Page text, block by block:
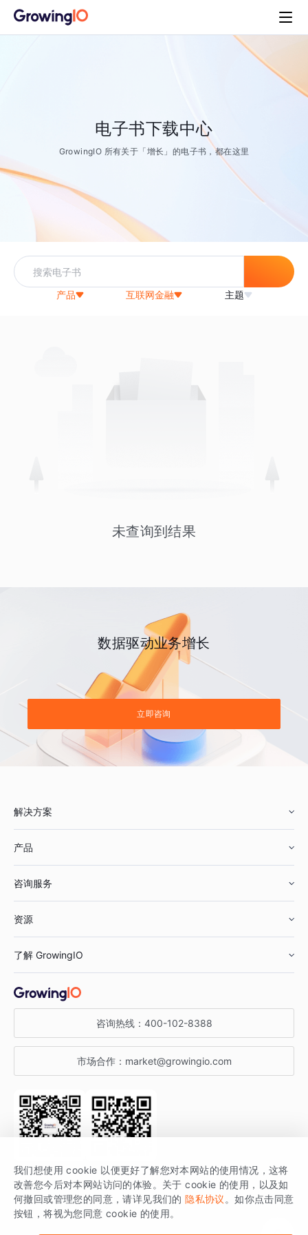
电子书下载中心
GrowingIO 所有关于「增长」的电子书，都在这里
产品 互联网金融 主题
未查询到结果
数据驱动业务增长
立即咨询
解决方案
鞋服行业
汽车行业
金融行业
产品
智能运营
获客分析
咨询服务
资源
增长公开课
增长博客
开发者文档
SDK 文档
场景指南
了解 GrowingIO
关于 GrowingIO
增长大会
行业活动
咨询热线： 400-102-8388
市场合作： market@growingio.com
关注公众号 获取更多干货
GrowingIO 是专注于数据智能分析与增长的品牌，核心平台为 GrowingIO
分析云。
我们想使用 cookie 以便更好了解您对本网站的使用情况，这将
改善您今后对本网站访问的体验。关于 cookie 的使用，以及如
何撤回或管理您的同意，请详见我们的 隐私协议 。如你点击同意
按钮，将视为您同意 cookie 的使用。